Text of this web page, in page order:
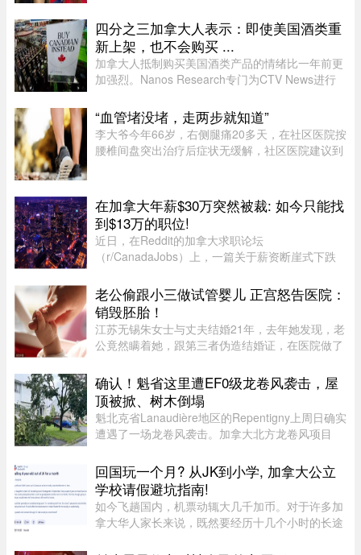
时尚圈。然而，爆红背后却伴随争议，她多次因拍
摄风格被质疑将未成年孩童 ...
四分之三加拿大人表示：即使美国酒类重
新上架，也不会购买 ...
加拿大人抵制购买美国酒类产品的情绪比一年前更
加强烈。Nanos Research专门为CTV News进行
大人表示，即使美国酒类重新摆上货架，他们也不
太可能购买。 ...
“血管堵没堵，走两步就知道”
李大爷今年66岁，右侧腿痛20多天，在社区医院按
腰椎间盘突出治疗后症状无缓解，社区医院建议到
侧）、胫后动脉（小腿后侧 ...
在加拿大年薪$30万突然被裁: 如今只能找
到$13万的职位!
近日，在Reddit的加拿大求职论坛
（r/CanadaJobs）上，一篇关于薪资断崖式下跌
（OP）表示，自己刚被裁员，此前的年薪高达30
万加元，但如今重返求职市场时却无奈地发现，同
类岗 ...
老公偷跟小三做试管婴儿 正宫怒告医院：
销毁胚胎！
江苏无锡朱女士与丈夫结婚21年，去年她发现，老
公竟然瞒着她，跟第三者伪造结婚证，在医院做了
事后对医院、丈夫及第三者提告，要求处置涉案胚
胎，案件已在日前开庭审理 ...
确认！魁省这里遭EF0级龙卷风袭击，屋
顶被掀、树木倒塌
魁北克省Lanaudière地区的Repentigny上周日确实
遭遇了一场龙卷风袭击。加拿大北方龙卷风项目
认，当天形成的是一场EF0级龙卷风。报告指出，
这场龙卷风是在一个弱超级单体 ...
回国玩一个月? 从JK到小学, 加拿大公立
学校请假避坑指南!
如今飞趟国内，机票动辄大几千加币。对于许多加
拿大华人家长来说，既然要经历十几个小时的长途